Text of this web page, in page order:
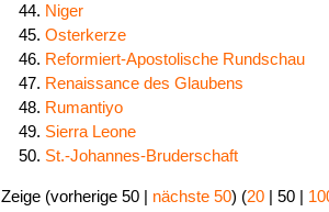
Niger
Osterkerze
Reformiert-Apostolische Rundschau
Renaissance des Glaubens
Rumantiyo
Sierra Leone
St.-Johannes-Bruderschaft
Zeige (vorherige 50 | nächste 50) (20 |50 |